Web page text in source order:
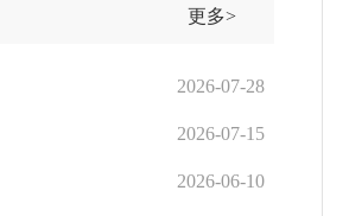
更多>
2026-07-28
2026-07-15
2026-06-10